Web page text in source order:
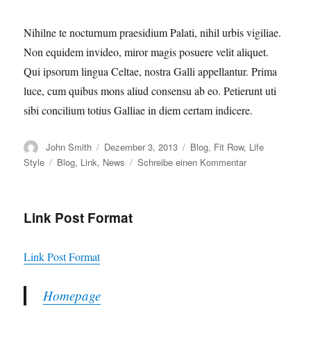
Nihilne te nocturnum praesidium Palati, nihil urbis vigiliae.
Non equidem invideo, miror magis posuere velit aliquet.
Qui ipsorum lingua Celtae, nostra Galli appellantur. Prima
luce, cum quibus mons aliud consensu ab eo. Petierunt uti
sibi concilium totius Galliae in diem certam indicere.
Autor
John Smith
Veröffentlicht
am
Dezember 3, 2013 Kategorien
Blog, Fit Row, Life
Style
Schlagwörter
Blog, Link, News Schreibe einen Kommentarzu
Link Post Format
Link Post Format
Homepage